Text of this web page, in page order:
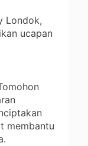
Londok,
ucapan
membantu